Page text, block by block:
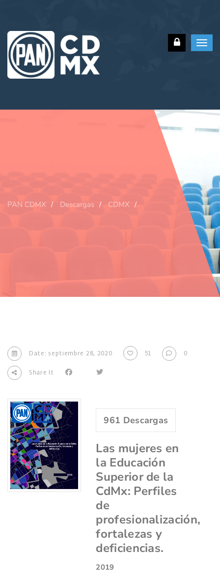
PAN CDMX Descargas CDMX
Date: septiembre 28, 2020 51
0
Share It
961 Descargas
Las mujeres en
la Educación
Superior de la
CdMx: Perfiles
de
profesionalización,
fortalezas y
deficiencias.
2019